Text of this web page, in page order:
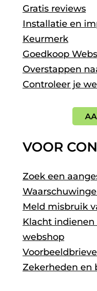
Gratis reviews
Installatie en
Keurmerk
Goedkoop
Overstappen
Controleer je
VOOR
Zoek een
Meld misbruik
Klacht indienen
webshop
Zekerheden en